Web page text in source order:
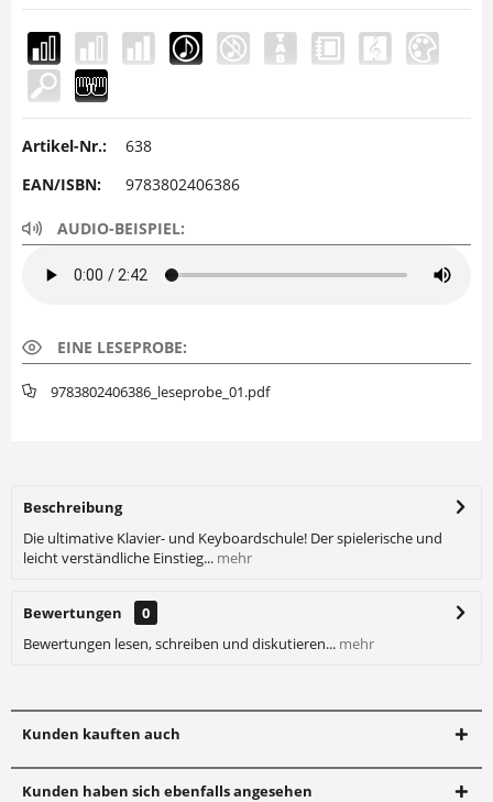
Artikel-Nr.:
638
EAN/ISBN:
9783802406386
AUDIO-BEISPIEL:
EINE LESEPROBE:
9783802406386_leseprobe_01.pdf
Beschreibung
Die ultimative Klavier- und Keyboardschule! Der spielerische und
leicht verständliche Einstieg... mehr
Bewertungen
0
Bewertungen lesen, schreiben und diskutieren... mehr
Kunden kauften auch
Kunden haben sich ebenfalls angesehen